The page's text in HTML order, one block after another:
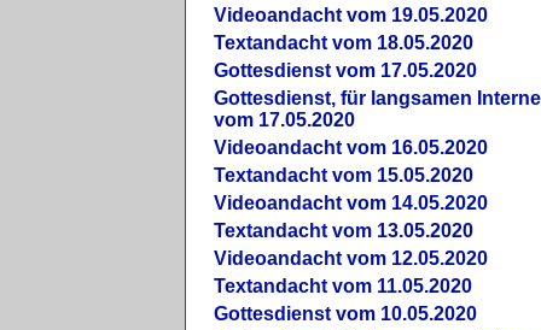
Videoandacht vom 19.05.2020
Textandacht vom 18.05.2020
Gottesdienst vom 17.05.2020
Gottesdienst, für langsamen
vom 17.05.2020
Videoandacht vom 16.05.2020
Textandacht vom 15.05.2020
Videoandacht vom 14.05.2020
Textandacht vom 13.05.2020
Videoandacht vom 12.05.2020
Textandacht vom 11.05.2020
Gottesdienst vom 10.05.2020